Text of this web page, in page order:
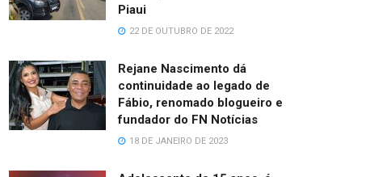
Piaui
22 DE OUTUBRO DE 2022
Rejane Nascimento dá
continuidade ao legado de
Fábio, renomado blogueiro e
fundador do FN Notícias
18 DE JANEIRO DE 2023